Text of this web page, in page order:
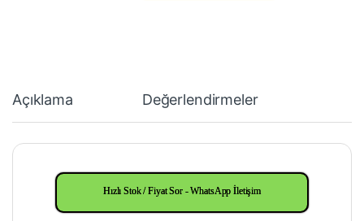
Açıklama Değerlendirmeler
Hızlı Stok / Fiyat Sor - WhatsApp İletişim